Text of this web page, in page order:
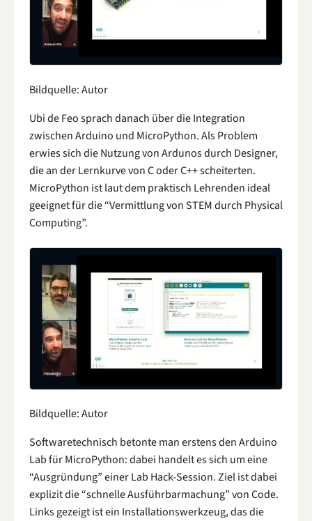
Bildquelle: Autor
Ubi de Feo sprach danach über die Integration
zwischen Arduino und MicroPython. Als Problem
erwies sich die Nutzung von Ardunos durch Designer,
die an der Lernkurve von C oder C++ scheiterten.
MicroPython ist laut dem praktisch Lehrenden ideal
geeignet für die “Vermittlung von STEM durch Physical
Computing”.
Bildquelle: Autor
Softwaretechnisch betonte man erstens den Arduino
Lab für MicroPython: dabei handelt es sich um eine
“Ausgründung” einer Lab Hack-Session. Ziel ist dabei
explizit die “schnelle Ausführbarmachung” von Code.
Links gezeigt ist ein Installationswerkzeug, das die